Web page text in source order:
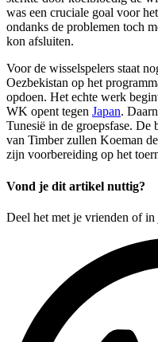
was een cruciale goal voor
ondanks de problemen toch
kon afsluiten.
Voor de wisselspelers staat
Oezbekistan op het
opdoen. Het echte werk
WK opent tegen Japan.
Tunesië in de groepsfase. De
van Timber zullen Koeman
zijn voorbereiding op het
Vond je dit artikel nuttig?
Deel het met je vrienden of in